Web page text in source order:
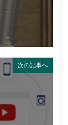
次の記事へ